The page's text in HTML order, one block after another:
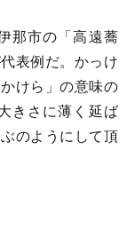
那市の「高遠蕎
表例だ。かっけ
けら」の意味の
きさに薄く延ば
のようにして頂